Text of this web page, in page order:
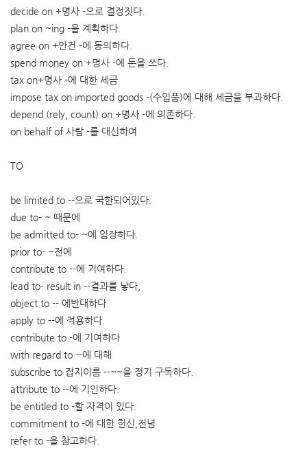
decide on +명사 -으로 결정짓다.
plan on ~ing -을 계획하다.
agree on +안건 -에 동의하다.
spend money on +명사 -에 돈을 쓰다.
tax on+명사 -에 대한 세금
impose tax on imported goods -(수입품)에 대해 세금을 부과하다.
depend (rely, count) on +명사 -에 의존하다.
on behalf of 사람 -를 대신하여
TO
be limited to --으로 국한되어있다.
due to- ~ 때문에
be admitted to- ~에 입장하다.
prior to- ~전에
contribute to --에 기여하다.
lead to- result in --결과를 낳다,
object to -- 에반대하다.
apply to --에 적용하다.
contribute to -에 기여하다
with regard to --에 대해
subscribe to 잡지이름 --~~을 정기 구독하다.
attribute to --에 기인하다.
be entitled to -할 자격이 있다.
commitment to -에 대한 헌신,전념
refer to -을 참고하다.